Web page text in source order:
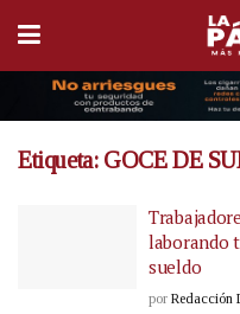
Etiqueta: GOCE DE
laborando
sueldo
por Redacción